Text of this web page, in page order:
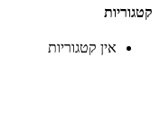
קטגוריות
אין קטגוריות